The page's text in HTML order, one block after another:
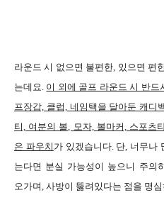
라운드 시 없으면 불편한, 있으면 편
는데요. 이 외에 골프 라운드 시 반드
프장갑, 클럽, 네임택을 달아둔 캐디
티, 여분의 볼, 모자, 볼마커, 스포츠
은 파우치 가 있겠습니다. 단, 너무나
는다면 분실 가능성이 높으니 주의
오가며, 사방이 뚫려있다는 점을 명